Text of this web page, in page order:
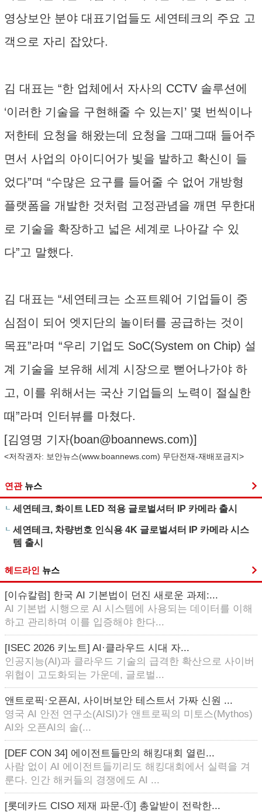
영상보안 분야 대표기업들도 세연테크의 주요 고
객으로 자리 잡았다.
김 대표는 “한 업체에서 자사의 CCTV 솔루션에
‘이러한 기술을 구현해줄 수 있는지’ 몇 번씩이나
저한테 요청을 해왔는데 요청을 그때그때 들어주
면서 사업의 아이디어가 빛을 발하고 확신이 들
었다”며 “수많은 요구를 들어줄 수 없어 개방형
플랫폼을 개발한 것처럼 고정관념을 깨면 무한대
로 기술을 확장하고 넓은 세계로 나아갈 수 있
다”고 말했다.
김 대표는 “세연테크는 소프트웨어 기업들이 중
심점이 되어 엣지단의 놀이터를 공급하는 것이
목표”라며 “우리 기업도 SoC(System on Chip) 설
계 기술을 보유해 세계 시장으로 뻗어나가야 하
고, 이를 위해서는 국산 기업들의 노력이 절실한
때”라며 인터뷰를 마쳤다.
[김영명 기자(boan@boannews.com)]
<저작권자: 보안뉴스(www.boannews.com) 무단전재-재배포금지>
연관 뉴스
세연테크, 화이트 LED 적용 글로벌셔터 IP 카메라 출시
세연테크, 차량번호 인식용 4K 글로벌셔터 IP 카메라 시스
템 출시
헤드라인 뉴스
[이슈칼럼] 한국 AI 기본법이 던진 새로운 과제:...
AI 기본법 시행으로 AI 시스템에 사용되는 데이터를 이해
하고 관리하며 이를 입증해야 한다...
[ISEC 2026 키노트] AI·클라우드 시대 자...
인공지능(AI)과 클라우드 기술의 급격한 확산으로 사이버
위협이 고도화되는 가운데, 글로벌...
앤트로픽·오픈AI, 사이버보안 테스트서 가짜 신원 ...
영국 AI 안전 연구소(AISI)가 앤트로픽의 미토스(Mythos)
AI와 오픈AI의 솔(...
[DEF CON 34] 에이전트들만의 해킹대회 열린...
사람 없이 AI 에이전트들끼리도 해킹대회에서 실력을 겨
룬다. 인간 해커들의 경쟁에도 AI ...
[롯데카드 CISO 제재 파문-①] 총알받이 전락한...